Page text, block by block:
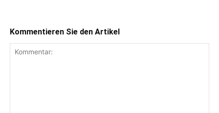
Kommentieren Sie den Artikel